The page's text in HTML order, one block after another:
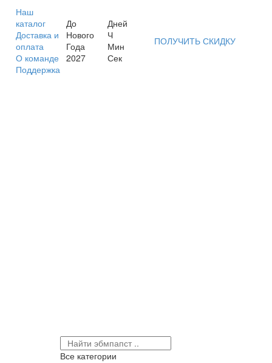
Наш
каталог
Доставка и
оплата
О команде
Поддержка
До
Нового
Года
2027
Дней
Ч
Мин
Сек
ПОЛУЧИТЬ СКИДКУ
Все категории